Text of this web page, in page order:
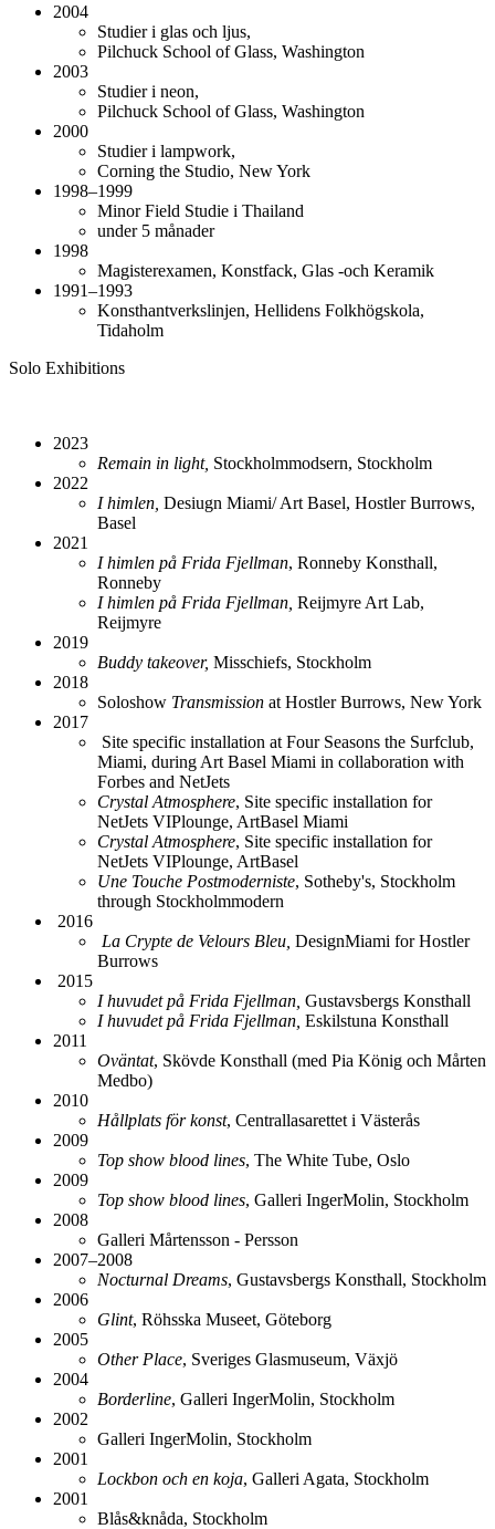
2004
Studier i glas och ljus,
Pilchuck School of Glass, Washington
2003
Studier i neon,
Pilchuck School of Glass, Washington
2000
Studier i lampwork,
Corning the Studio, New York
1998–1999
Minor Field Studie i Thailand
under 5 månader
1998
Magisterexamen, Konstfack, Glas -och Keramik
1991–1993
Konsthantverkslinjen, Hellidens Folkhögskola,
Tidaholm
Solo Exhibitions
2023
Remain in light, Stockholmmodsern, Stockholm
2022
I himlen, Desiugn Miami/ Art Basel, Hostler Burrows,
Basel
2021
I himlen på Frida Fjellman, Ronneby Konsthall,
Ronneby
I himlen på Frida Fjellman, Reijmyre Art Lab,
Reijmyre
2019
Buddy takeover, Misschiefs, Stockholm
2018
Soloshow Transmission at Hostler Burrows, New York
2017
Site specific installation at Four Seasons the Surfclub,
Miami, during Art Basel Miami in collaboration with
Forbes and NetJets
Crystal Atmosphere, Site specific installation for
NetJets VIPlounge, ArtBasel Miami
Crystal Atmosphere, Site specific installation for
NetJets VIPlounge, ArtBasel
Une Touche Postmoderniste, Sotheby's, Stockholm
through Stockholmmodern
2016
La Crypte de Velours Bleu, DesignMiami for Hostler
Burrows
2015
I huvudet på Frida Fjellman, Gustavsbergs Konsthall
I huvudet på Frida Fjellman, Eskilstuna Konsthall
2011
Oväntat, Skövde Konsthall (med Pia König och Mårten
Medbo)
2010
Hållplats för konst, Centrallasarettet i Västerås
2009
Top show blood lines, The White Tube, Oslo
2009
Top show blood lines, Galleri IngerMolin, Stockholm
2008
Galleri Mårtensson - Persson
2007–2008
Nocturnal Dreams, Gustavsbergs Konsthall, Stockholm
2006
Glint, Röhsska Museet, Göteborg
2005
Other Place, Sveriges Glasmuseum, Växjö
2004
Borderline, Galleri IngerMolin, Stockholm
2002
Galleri IngerMolin, Stockholm
2001
Lockbon och en koja, Galleri Agata, Stockholm
2001
Blås&knåda, Stockholm